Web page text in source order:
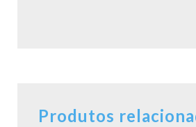
Produtos